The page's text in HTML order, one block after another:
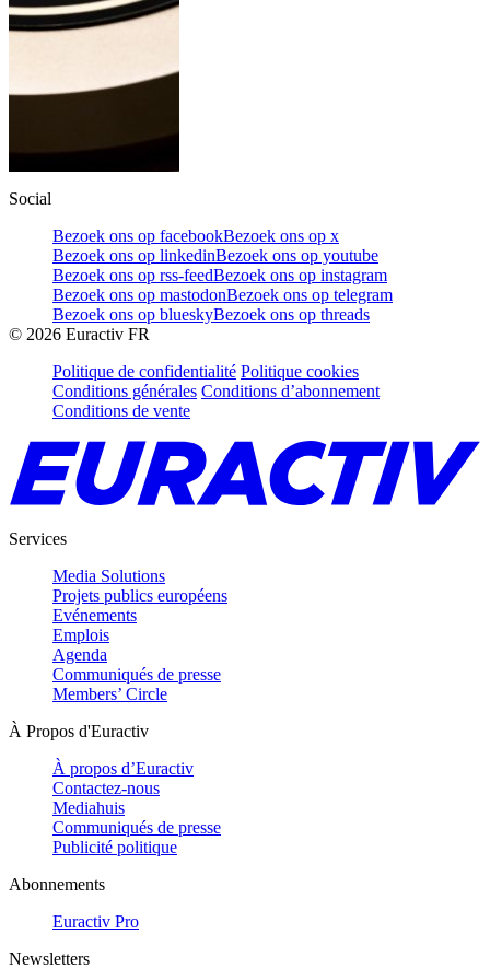
Social
Bezoek ons op facebookBezoek ons op x
Bezoek ons op linkedinBezoek ons op youtube
Bezoek ons op rss-feedBezoek ons op instagram
Bezoek ons op mastodonBezoek ons op telegram
Bezoek ons op blueskyBezoek ons op threads
© 2026 Euractiv FR
Politique de confidentialité Politique cookies
Conditions générales Conditions d’abonnement
Conditions de vente
Services
Media Solutions
Projets publics européens
Evénements
Emplois
Agenda
Communiqués de presse
Members’ Circle
À Propos d'Euractiv
À propos d’Euractiv
Contactez-nous
Mediahuis
Communiqués de presse
Publicité politique
Abonnements
Euractiv Pro
Newsletters